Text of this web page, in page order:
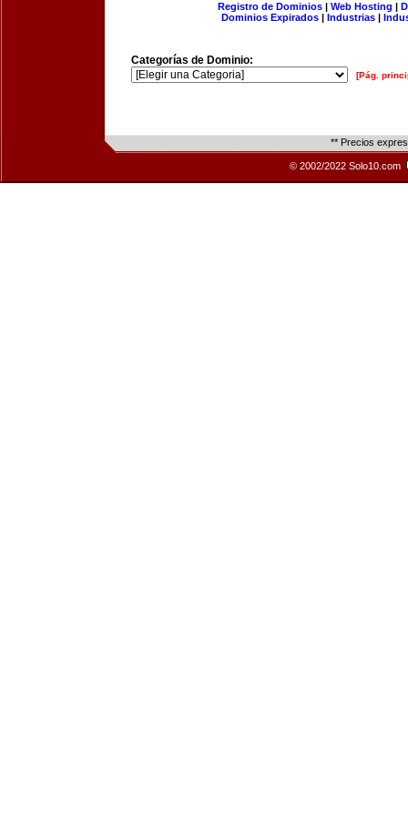
Registro de Dominios| Web Hosting |
Dominios Expirados | Industrias |
Categorías de Dominio:
[Pág.
** Precios
© 2002/2022 Solo10.com